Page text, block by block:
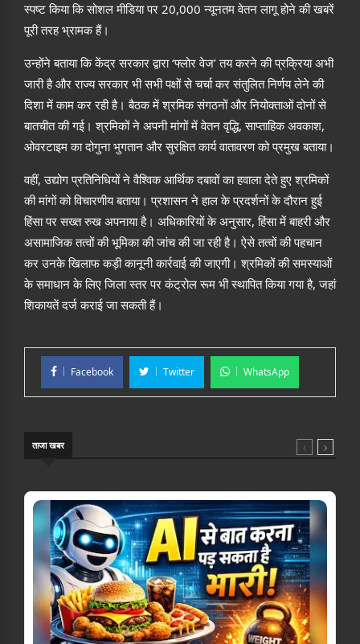
स्पष्ट किया कि सोशल मीडिया पर 20,000 न्यूनतम वेतन लागू होने की खबरें
पूरी तरह भ्रामक हैं।
उन्होंने बताया कि केंद्र सरकार द्वारा ‘फ्लोर वेज’ तय करने की प्रक्रिया अभी
जारी है और राज्य सरकार भी सभी पक्षों से चर्चा कर संतुलित निर्णय लेने की
दिशा में काम कर रही है। बैठक में श्रमिक संगठनों और नियोक्ताओं दोनों से
बातचीत की गई। श्रमिकों ने अपनी मांगों में वेतन वृद्धि, साप्ताहिक अवकाश,
ओवरटाइम का दोगुना भुगतान और सुरक्षित कार्य वातावरण को प्रमुख बताया।
वहीं, उद्योग प्रतिनिधियों ने वैश्विक आर्थिक दबावों का हवाला देते हुए श्रमिकों
की मांगों को विचारणीय बताया। प्रशासन ने हाल के प्रदर्शनों के दौरान हुई
हिंसा पर सख्त रुख अपनाया है। अधिकारियों के अनुसार, हिंसा में बाहरी और
असामाजिक तत्वों की भूमिका की जांच की जा रही है। ऐसे तत्वों की पहचान
कर उनके खिलाफ कड़ी कानूनी कार्रवाई की जाएगी। श्रमिकों की समस्याओं
के समाधान के लिए जिला स्तर पर कंट्रोल रूम भी स्थापित किया गया है, जहां
शिकायतें दर्ज कराई जा सकती हैं।
Facebook Twitter WhatsApp
ताजा खबर